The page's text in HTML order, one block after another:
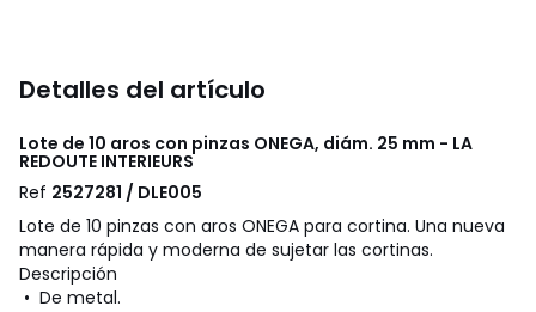
Detalles del artículo
Lote de 10 aros con pinzas ONEGA, diám. 25 mm - LA
REDOUTE INTERIEURS
Ref 2527281 / DLE005
Lote de 10 pinzas con aros ONEGA para cortina. Una nueva
manera rápida y moderna de sujetar las cortinas.
Descripción
• De metal.